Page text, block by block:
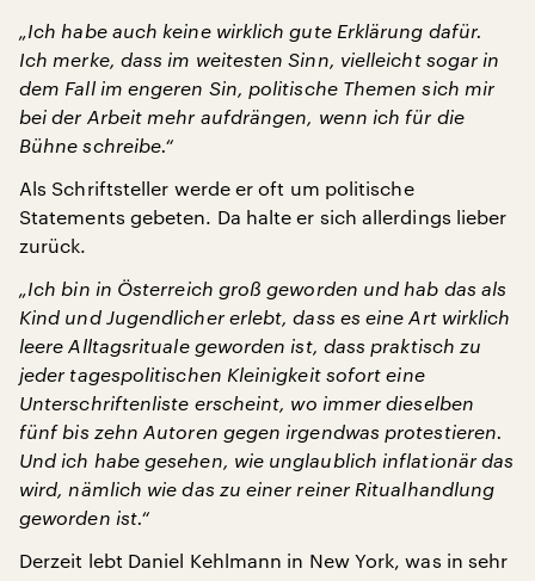
„Ich habe auch keine wirklich gute Erklärung dafür.
Ich merke, dass im weitesten Sinn, vielleicht sogar in
dem Fall im engeren Sin, politische Themen sich mir
bei der Arbeit mehr aufdrängen, wenn ich für die
Bühne schreibe.“
Als Schriftsteller werde er oft um politische
Statements gebeten. Da halte er sich allerdings lieber
zurück.
„Ich bin in Österreich groß geworden und hab das als
Kind und Jugendlicher erlebt, dass es eine Art wirklich
leere Alltagsrituale geworden ist, dass praktisch zu
jeder tagespolitischen Kleinigkeit sofort eine
Unterschriftenliste erscheint, wo immer dieselben
fünf bis zehn Autoren gegen irgendwas protestieren.
Und ich habe gesehen, wie unglaublich inflationär das
wird, nämlich wie das zu einer reiner Ritualhandlung
geworden ist.“
Derzeit lebt Daniel Kehlmann in New York, was in sehr